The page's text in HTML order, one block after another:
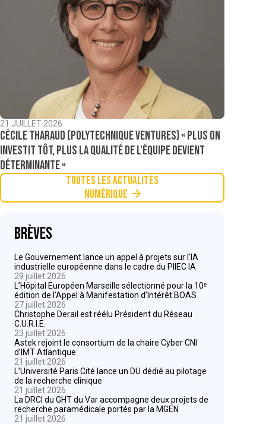
21 JUILLET 2026
Cécile Tharaud (Polytechnique Ventures) « Plus on
investit tôt, plus la qualité de l’équipe devient
déterminante »
Toutes les actualités
Numérique
Brèves
Le Gouvernement lance un appel à projets sur l’IA
industrielle européenne dans le cadre du PIIEC IA
29 juillet 2026
L’Hôpital Européen Marseille sélectionné pour la 10ᵉ
édition de l’Appel à Manifestation d’Intérêt BOAS
27 juillet 2026
Christophe Derail est réélu Président du Réseau
C.U.R.I.E.
23 juillet 2026
Astek rejoint le consortium de la chaire Cyber CNI
d’IMT Atlantique
21 juillet 2026
L’Université Paris Cité lance un DU dédié au pilotage
de la recherche clinique
21 juillet 2026
La DRCI du GHT du Var accompagne deux projets de
recherche paramédicale portés par la MGEN
21 juillet 2026